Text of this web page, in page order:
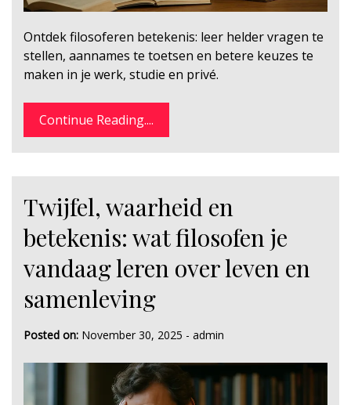
Ontdek filosoferen betekenis: leer helder vragen te
stellen, aannames te toetsen en betere keuzes te
maken in je werk, studie en privé.
Continue Reading....
Twijfel, waarheid en
betekenis: wat filosofen je
vandaag leren over leven en
samenleving
Posted on: November 30, 2025 - admin